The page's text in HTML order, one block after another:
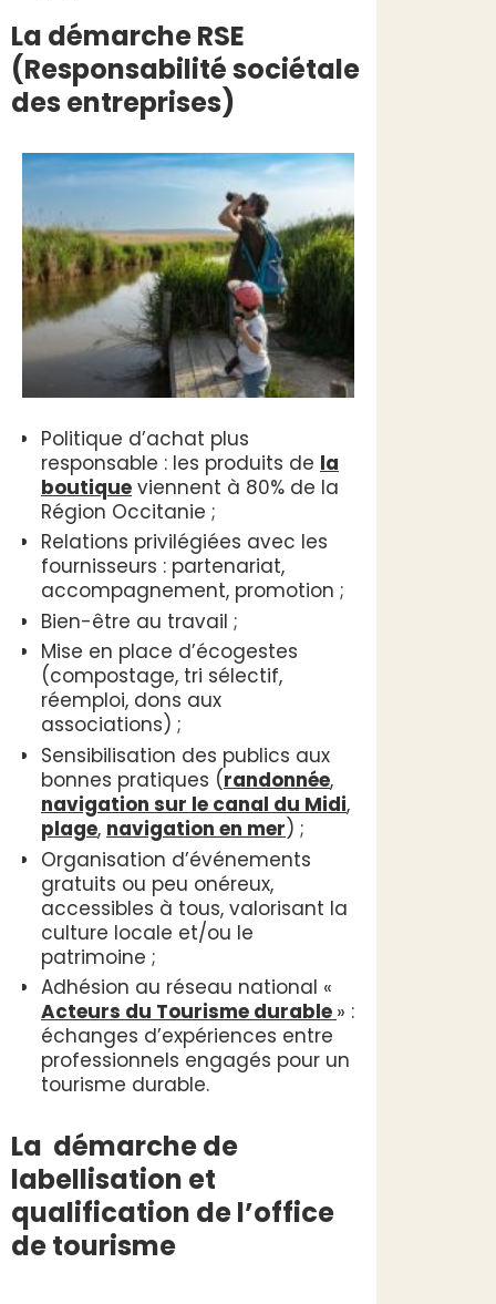
La démarche RSE
(Responsabilité sociétale
des entreprises)
Politique d’achat plus
responsable : les produits de la
boutique viennent à 80% de la
Région Occitanie ;
Relations privilégiées avec les
fournisseurs : partenariat,
accompagnement, promotion ;
Bien-être au travail ;
Mise en place d’écogestes
(compostage, tri sélectif,
réemploi, dons aux
associations) ;
Sensibilisation des publics aux
bonnes pratiques (randonnée,
navigation sur le canal du Midi,
plage, navigation en mer) ;
Organisation d’événements
gratuits ou peu onéreux,
accessibles à tous, valorisant la
culture locale et/ou le
patrimoine ;
Adhésion au réseau national «
Acteurs du Tourisme durable » :
échanges d’expériences entre
professionnels engagés pour un
tourisme durable.
La démarche de
labellisation et
qualification de l’office
de tourisme